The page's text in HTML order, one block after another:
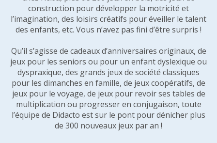
construction pour développer la motricité et
l’imagination, des loisirs créatifs pour éveiller le talent
des enfants, etc. Vous n’avez pas fini d’être surpris !
Qu’il s’agisse de cadeaux d’anniversaires originaux, de
jeux pour les seniors ou pour un enfant dyslexique ou
dyspraxique, des grands jeux de société classiques
pour les dimanches en famille, de jeux coopératifs, de
jeux pour le voyage, de jeux pour revoir ses tables de
multiplication ou progresser en conjugaison, toute
l’équipe de Didacto est sur le pont pour dénicher plus
de 300 nouveaux jeux par an !